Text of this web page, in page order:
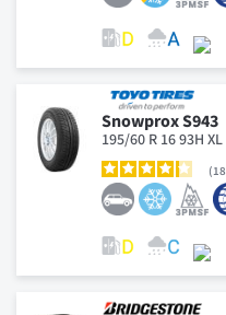
Snowprox S943
195/60 R 16 93H XL
18